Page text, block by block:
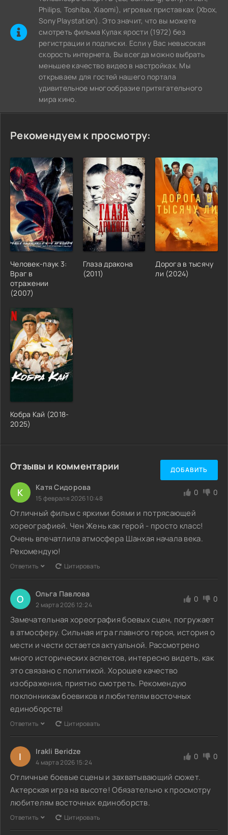
Philips, Toshiba, Xiaomi), игровых приставках (Xbox,
Sony Playstation). Это значит, что вы можете
cмотреть фильма Кулак ярости (1972) без
регистрации и подписки. Если у Вас невысокая
скорость интернета, Вы всегда можно выбрать
меньшее качество видео в настройках. Мы
открываем для гостей нашего портала
удивительное многообразие притягательного
мира кино.
Рекомендуем к просмотру:
Человек-паук 3:
Враг в
отражении
(2007)
Глаза дракона
(2011)
Дорога в тысячу
ли (2024)
Кобра Кай (2018-
2025)
Отзывы и комментарии ДОБАВИТЬ
К Катя Сидорова
15 февраля 2026 10:48
0 0
Отличный фильм с яркими боями и потрясающей
хореографией. Чен Жень как герой - просто класс!
Очень впечатлила атмосфера Шанхая начала века.
Рекомендую!
Ответить Цитировать
О Ольга Павлова
2 марта 2026 12:24
0 0
Замечательная хореография боевых сцен, погружает
в атмосферу. Сильная игра главного героя, история о
мести и чести остается актуальной. Рассмотрено
много исторических аспектов, интересно видеть, как
это связано с политикой. Хорошее качество
изображения, приятно смотреть. Рекомендую
поклонникам боевиков и любителям восточных
единоборств!
Ответить Цитировать
I Irakli Beridze
4 марта 2026 15:24
0 0
Отличные боевые сцены и захватывающий сюжет.
Актерская игра на высоте! Обязательно к просмотру
любителям восточных единоборств.
Ответить Цитировать